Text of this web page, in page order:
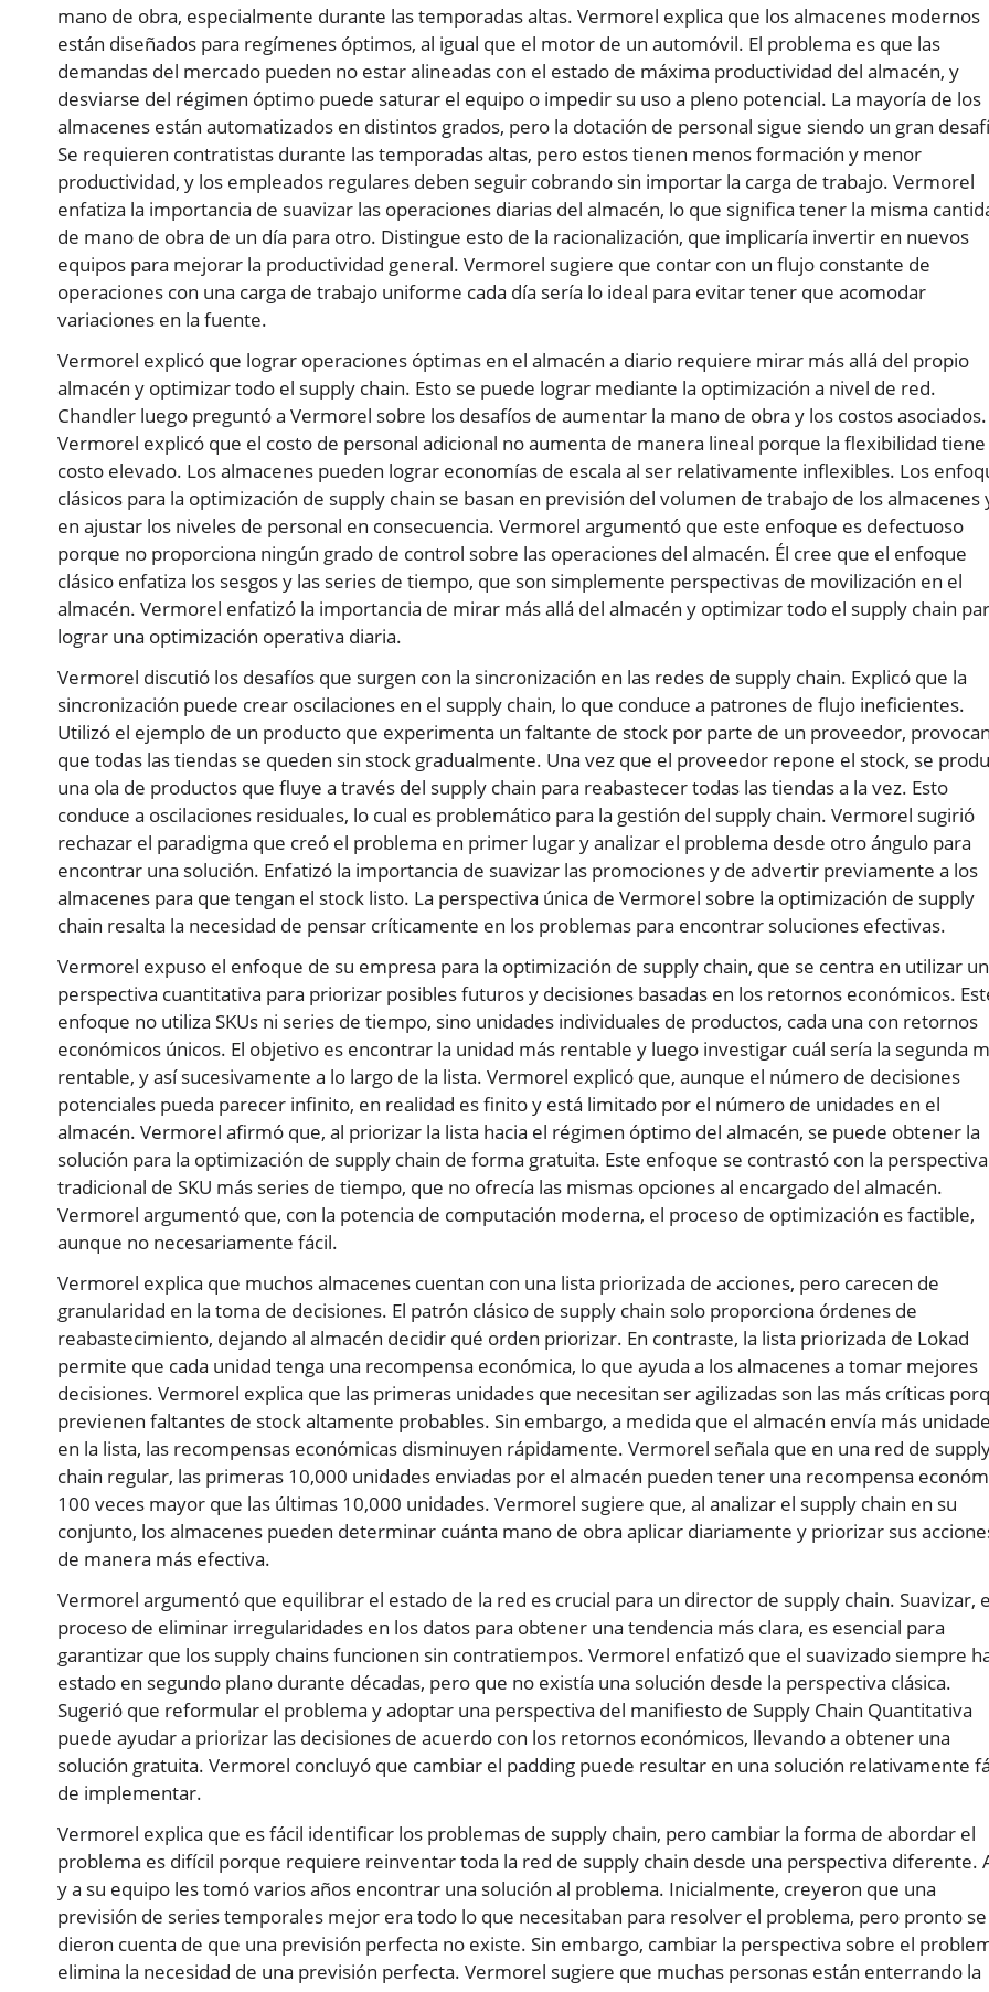
mano de obra, especialmente durante las temporadas altas. Vermorel explica que los almacenes modernos
están diseñados para regímenes óptimos, al igual que el motor de un automóvil. El problema es que las
demandas del mercado pueden no estar alineadas con el estado de máxima productividad del almacén, y
desviarse del régimen óptimo puede saturar el equipo o impedir su uso a pleno potencial. La mayoría de los
almacenes están automatizados en distintos grados, pero la dotación de personal sigue siendo un gran
Se requieren contratistas durante las temporadas altas, pero estos tienen menos formación y menor
productividad, y los empleados regulares deben seguir cobrando sin importar la carga de trabajo. Vermorel
enfatiza la importancia de suavizar las operaciones diarias del almacén, lo que significa tener la misma
de mano de obra de un día para otro. Distingue esto de la racionalización, que implicaría invertir en nuevos
equipos para mejorar la productividad general. Vermorel sugiere que contar con un flujo constante de
operaciones con una carga de trabajo uniforme cada día sería lo ideal para evitar tener que acomodar
variaciones en la fuente.
Vermorel explicó que lograr operaciones óptimas en el almacén a diario requiere mirar más allá del propio
almacén y optimizar todo el supply chain. Esto se puede lograr mediante la optimización a nivel de red.
Chandler luego preguntó a Vermorel sobre los desafíos de aumentar la mano de obra y los costos asociados.
Vermorel explicó que el costo de personal adicional no aumenta de manera lineal porque la flexibilidad tiene
costo elevado. Los almacenes pueden lograr economías de escala al ser relativamente inflexibles. Los
clásicos para la optimización de supply chain se basan en previsión del volumen de trabajo de los almacenes
en ajustar los niveles de personal en consecuencia. Vermorel argumentó que este enfoque es defectuoso
porque no proporciona ningún grado de control sobre las operaciones del almacén. Él cree que el enfoque
clásico enfatiza los sesgos y las series de tiempo, que son simplemente perspectivas de movilización en el
almacén. Vermorel enfatizó la importancia de mirar más allá del almacén y optimizar todo el supply chain
lograr una optimización operativa diaria.
Vermorel discutió los desafíos que surgen con la sincronización en las redes de supply chain. Explicó que la
sincronización puede crear oscilaciones en el supply chain, lo que conduce a patrones de flujo ineficientes.
Utilizó el ejemplo de un producto que experimenta un faltante de stock por parte de un proveedor,
que todas las tiendas se queden sin stock gradualmente. Una vez que el proveedor repone el stock, se
una ola de productos que fluye a través del supply chain para reabastecer todas las tiendas a la vez. Esto
conduce a oscilaciones residuales, lo cual es problemático para la gestión del supply chain. Vermorel sugirió
rechazar el paradigma que creó el problema en primer lugar y analizar el problema desde otro ángulo para
encontrar una solución. Enfatizó la importancia de suavizar las promociones y de advertir previamente a los
almacenes para que tengan el stock listo. La perspectiva única de Vermorel sobre la optimización de supply
chain resalta la necesidad de pensar críticamente en los problemas para encontrar soluciones efectivas.
Vermorel expuso el enfoque de su empresa para la optimización de supply chain, que se centra en utilizar
perspectiva cuantitativa para priorizar posibles futuros y decisiones basadas en los retornos económicos.
enfoque no utiliza SKUs ni series de tiempo, sino unidades individuales de productos, cada una con retornos
económicos únicos. El objetivo es encontrar la unidad más rentable y luego investigar cuál sería la segunda
rentable, y así sucesivamente a lo largo de la lista. Vermorel explicó que, aunque el número de decisiones
potenciales pueda parecer infinito, en realidad es finito y está limitado por el número de unidades en el
almacén. Vermorel afirmó que, al priorizar la lista hacia el régimen óptimo del almacén, se puede obtener la
solución para la optimización de supply chain de forma gratuita. Este enfoque se contrastó con la perspectiva
tradicional de SKU más series de tiempo, que no ofrecía las mismas opciones al encargado del almacén.
Vermorel argumentó que, con la potencia de computación moderna, el proceso de optimización es factible,
aunque no necesariamente fácil.
Vermorel explica que muchos almacenes cuentan con una lista priorizada de acciones, pero carecen de
granularidad en la toma de decisiones. El patrón clásico de supply chain solo proporciona órdenes de
reabastecimiento, dejando al almacén decidir qué orden priorizar. En contraste, la lista priorizada de Lokad
permite que cada unidad tenga una recompensa económica, lo que ayuda a los almacenes a tomar mejores
decisiones. Vermorel explica que las primeras unidades que necesitan ser agilizadas son las más críticas
previenen faltantes de stock altamente probables. Sin embargo, a medida que el almacén envía más
en la lista, las recompensas económicas disminuyen rápidamente. Vermorel señala que en una red de
chain regular, las primeras 10,000 unidades enviadas por el almacén pueden tener una recompensa
100 veces mayor que las últimas 10,000 unidades. Vermorel sugiere que, al analizar el supply chain en su
conjunto, los almacenes pueden determinar cuánta mano de obra aplicar diariamente y priorizar sus
de manera más efectiva.
Vermorel argumentó que equilibrar el estado de la red es crucial para un director de supply chain. Suavizar,
proceso de eliminar irregularidades en los datos para obtener una tendencia más clara, es esencial para
garantizar que los supply chains funcionen sin contratiempos. Vermorel enfatizó que el suavizado siempre
estado en segundo plano durante décadas, pero que no existía una solución desde la perspectiva clásica.
Sugerió que reformular el problema y adoptar una perspectiva del manifiesto de Supply Chain Quantitativa
puede ayudar a priorizar las decisiones de acuerdo con los retornos económicos, llevando a obtener una
solución gratuita. Vermorel concluyó que cambiar el padding puede resultar en una solución relativamente
de implementar.
Vermorel explica que es fácil identificar los problemas de supply chain, pero cambiar la forma de abordar el
problema es difícil porque requiere reinventar toda la red de supply chain desde una perspectiva diferente.
y a su equipo les tomó varios años encontrar una solución al problema. Inicialmente, creyeron que una
previsión de series temporales mejor era todo lo que necesitaban para resolver el problema, pero pronto se
dieron cuenta de que una previsión perfecta no existe. Sin embargo, cambiar la perspectiva sobre el
elimina la necesidad de una previsión perfecta. Vermorel sugiere que muchas personas están enterrando la